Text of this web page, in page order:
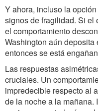
Y ahora, incluso la
signos de fragilidad. Si el
el comportamiento
Washington aún
entonces se está
Las respuestas
cruciales. Un
impredecible respecto al
de la noche a la mañana.